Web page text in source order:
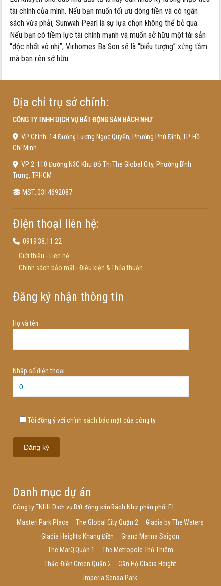
tài chính của mình. Nếu bạn muốn tối ưu dòng tiền và có ngân
sách vừa phải, Sunwah Pearl là sự lựa chọn không thể bỏ qua.
Nếu bạn có tiềm lực tài chính mạnh và muốn sở hữu một tài sản
“độc nhất vô nhị”, Vinhomes Ba Son sẽ là “biểu tượng” xứng tầm
mà bạn nên sở hữu.
Địa chỉ trụ sở chính:
CÔNG TY TNHH DỊCH VỤ BẤT ĐỘNG SẢN BÁCH NHƯ
VP Chính: 14 Đường Lương Ngọc Quyến, Phường Phú Định, TP. Hồ
Chí Minh
VP 2: 110 Đường N3C Khu Đô Thị The Global City, Phường Bình
Trưng, TPHCM
MST: 0314692087
Điện thoại liên hệ:
0919.38.11.22
Giới thiệu -
Liên hệ
Chính sách bảo mật-Điều kiện & Thỏa thuận
Đăng ký nhận thông tin
Họ và tên
Nhập số điện thoại
Tôi đồng ý với chính sách bảo mậtcủa công ty
Danh mục dự án
Công ty TNHH Dịch vụ Bất động sản Bách Như phân phối F1
Masteri Park Place
The Global City Quận 2
Gladia by The Waters
Gladia Heights Khang Điền
Grand Marina Saigon
The MarQ Quận 1
The Metropole Thủ Thiêm
Thảo Điền Green Quận 2
Căn Hộ Gladia Height
Imperia Sensa Park